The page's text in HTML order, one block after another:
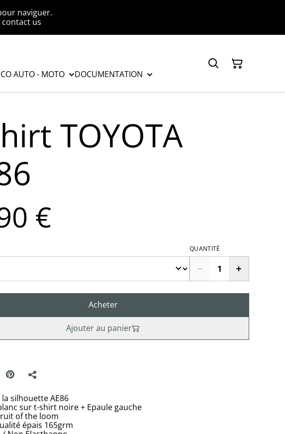
naviguer.
us
AUTO - MOTO DOCUMENTATION
TOYOTA
€
QUANTITÉ
Acheter
Ajouter au panier
silhouette AE86
sur t-shirt noire + Epaule gauche
of the loom
épais 165grm